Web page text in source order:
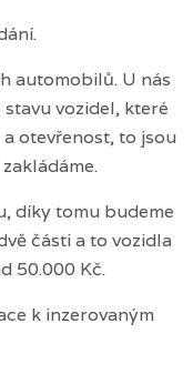
automobilů. U nás
vozidel, které
otevřenost, to jsou
díky tomu budeme
části a to vozidla
50.000 Kč.
k inzerovaným